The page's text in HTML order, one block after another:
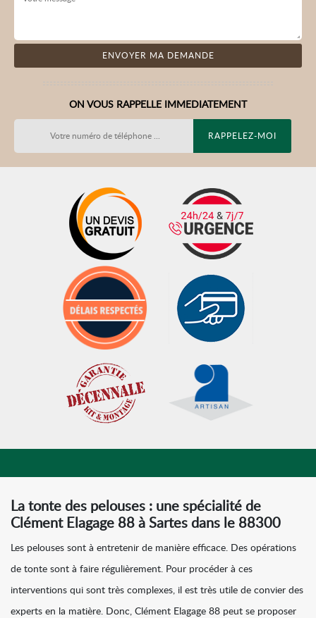
ON VOUS RAPPELLE IMMEDIATEMENT
La tonte des pelouses : une spécialité de
Clément Elagage 88 à Sartes dans le 88300
Les pelouses sont à entretenir de manière efficace. Des opérations
de tonte sont à faire régulièrement. Pour procéder à ces
interventions qui sont très complexes, il est très utile de convier des
experts en la matière. Donc, Clément Elagage 88 peut se proposer